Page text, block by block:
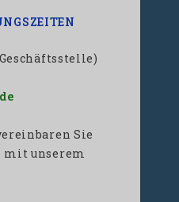
Sie
unserem